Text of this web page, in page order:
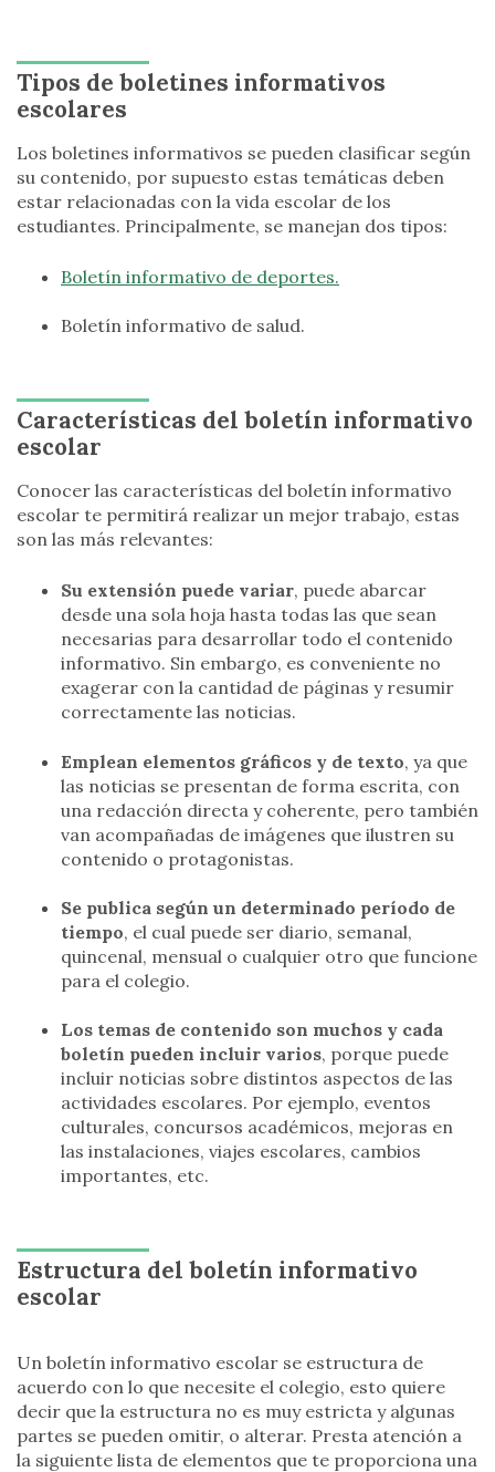
Tipos de boletines informativos
escolares
Los boletines informativos se pueden clasificar según
su contenido, por supuesto estas temáticas deben
estar relacionadas con la vida escolar de los
estudiantes. Principalmente, se manejan dos tipos:
Boletín informativo de deportes.
Boletín informativo de salud.
Características del boletín informativo
escolar
Conocer las características del boletín informativo
escolar te permitirá realizar un mejor trabajo, estas
son las más relevantes:
Su extensión puede variar, puede abarcar
desde una sola hoja hasta todas las que sean
necesarias para desarrollar todo el contenido
informativo. Sin embargo, es conveniente no
exagerar con la cantidad de páginas y resumir
correctamente las noticias.
Emplean elementos gráficos y de texto, ya que
las noticias se presentan de forma escrita, con
una redacción directa y coherente, pero también
van acompañadas de imágenes que ilustren su
contenido o protagonistas.
Se publica según un determinado período de
tiempo, el cual puede ser diario, semanal,
quincenal, mensual o cualquier otro que funcione
para el colegio.
Los temas de contenido son muchos y cada
boletín pueden incluir varios, porque puede
incluir noticias sobre distintos aspectos de las
actividades escolares. Por ejemplo, eventos
culturales, concursos académicos, mejoras en
las instalaciones, viajes escolares, cambios
importantes, etc.
Estructura del boletín informativo
escolar
Un boletín informativo escolar se estructura de
acuerdo con lo que necesite el colegio, esto quiere
decir que la estructura no es muy estricta y algunas
partes se pueden omitir, o alterar. Presta atención a
la siguiente lista de elementos que te proporciona una